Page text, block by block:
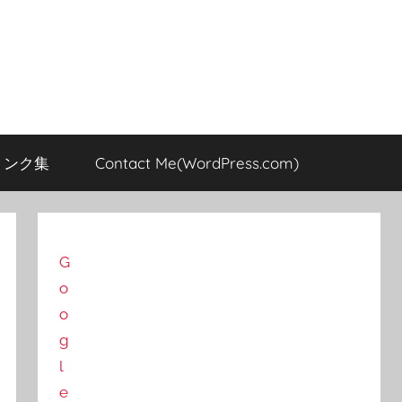
ク集 Contact Me(WordPress.com)
G
o
o
g
l
e